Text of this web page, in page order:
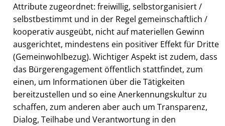
Attribute zugeordnet: freiwillig, selbstorganisiert /
selbstbestimmt und in der Regel gemeinschaftlich /
kooperativ ausgeübt, nicht auf materiellen Gewinn
ausgerichtet, mindestens ein positiver Effekt für Dritte
(Gemeinwohlbezug). Wichtiger Aspekt ist zudem, dass
das Bürgerengagement öffentlich stattfindet, zum
einen, um Informationen über die Tätigkeiten
bereitzustellen und so eine Anerkennungskultur zu
schaffen, zum anderen aber auch um Transparenz,
Dialog, Teilhabe und Verantwortung in den